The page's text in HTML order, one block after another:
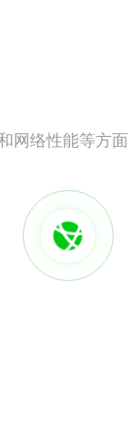
网络性能等方面